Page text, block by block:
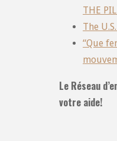
THE
The
“Que
Le Réseau
votre aide!